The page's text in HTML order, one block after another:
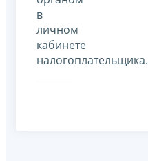
в
личном
кабинете
налогоплательщика.